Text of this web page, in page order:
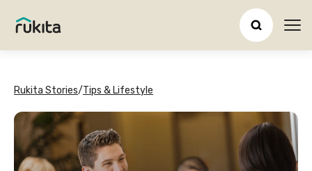
Rukita Stories/Tips & Lifestyle